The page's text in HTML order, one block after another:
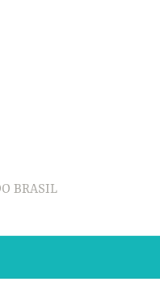
BRASIL